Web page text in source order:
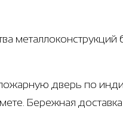
металлоконструкций
дверь по
Бережная